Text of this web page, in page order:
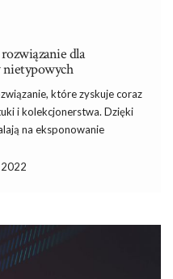
dla
które zyskuje coraz
i kolekcjonerstwa. Dzięki
na eksponowanie
detale mają kluczowe